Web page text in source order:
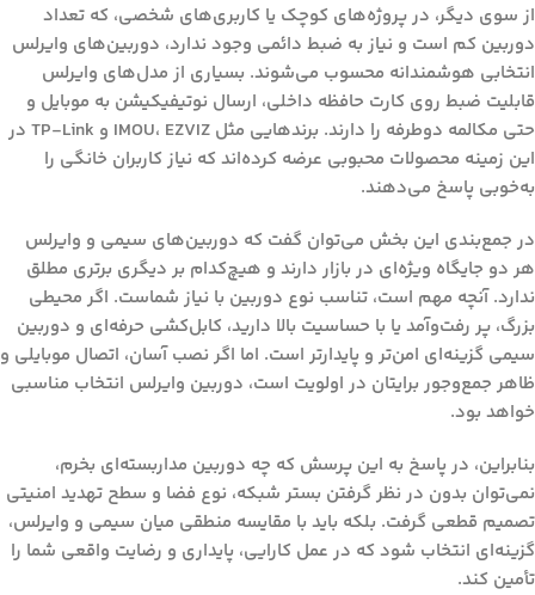
از سوی دیگر، در پروژه‌های کوچک یا کاربری‌های شخصی، که تعداد
دوربین کم است و نیاز به ضبط دائمی وجود ندارد، دوربین‌های وایرلس
انتخابی هوشمندانه محسوب می‌شوند. بسیاری از مدل‌های وایرلس
قابلیت ضبط روی کارت حافظه داخلی، ارسال نوتیفیکیشن به موبایل و
حتی مکالمه دوطرفه را دارند. برندهایی مثل IMOU، EZVIZ و TP-Link
در
این زمینه محصولات محبوبی عرضه کرده‌اند که نیاز کاربران خانگی را
به‌خوبی پاسخ می‌دهند.
در جمع‌بندی این بخش می‌توان گفت که دوربین‌های سیمی و وایرلس
هر دو جایگاه ویژه‌ای در بازار دارند و هیچ‌کدام بر دیگری برتری مطلق
ندارد. آنچه مهم است، تناسب نوع دوربین با نیاز شماست. اگر محیطی
بزرگ، پر رفت‌وآمد یا با حساسیت بالا دارید، کابل‌کشی حرفه‌ای و دوربین
سیمی گزینه‌ای امن‌تر و پایدارتر است. اما اگر نصب آسان، اتصال موبایلی و
ظاهر جمع‌وجور برایتان در اولویت است، دوربین وایرلس انتخاب مناسبی
خواهد بود.
بنابراین، در پاسخ به این پرسش که چه دوربین مداربسته‌ای بخرم،
نمی‌توان بدون در نظر گرفتن بستر شبکه، نوع فضا و سطح تهدید امنیتی
تصمیم قطعی گرفت. بلکه باید با مقایسه منطقی میان سیمی و وایرلس،
گزینه‌ای انتخاب شود که در عمل کارایی، پایداری و رضایت واقعی شما را
تأمین کند.